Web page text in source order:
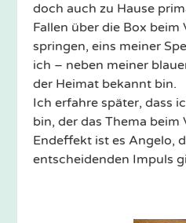
doch auch zu Hause
Fallen über die Box beim
springen, eins meiner
ich – neben meiner
der Heimat bekannt bin.
Ich erfahre später, dass
bin, der das Thema
Endeffekt ist es Angelo,
entscheidenden Impuls